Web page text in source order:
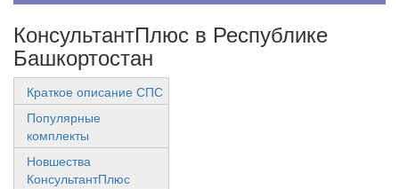
КонсультантПлюс в Республике
Башкортостан
Краткое описание СПС
Популярные
комплекты
Новшества
КонсультантПлюс